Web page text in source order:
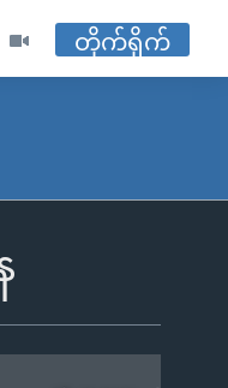
တိုက်ရိုက်